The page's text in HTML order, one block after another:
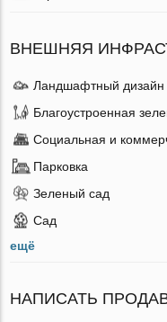
ВНЕШНЯЯ
Ландшафтный дизайн
Благоустроенная
Социальная и
Парковка
Зеленый сад
Сад
ещё
НАПИСАТЬ